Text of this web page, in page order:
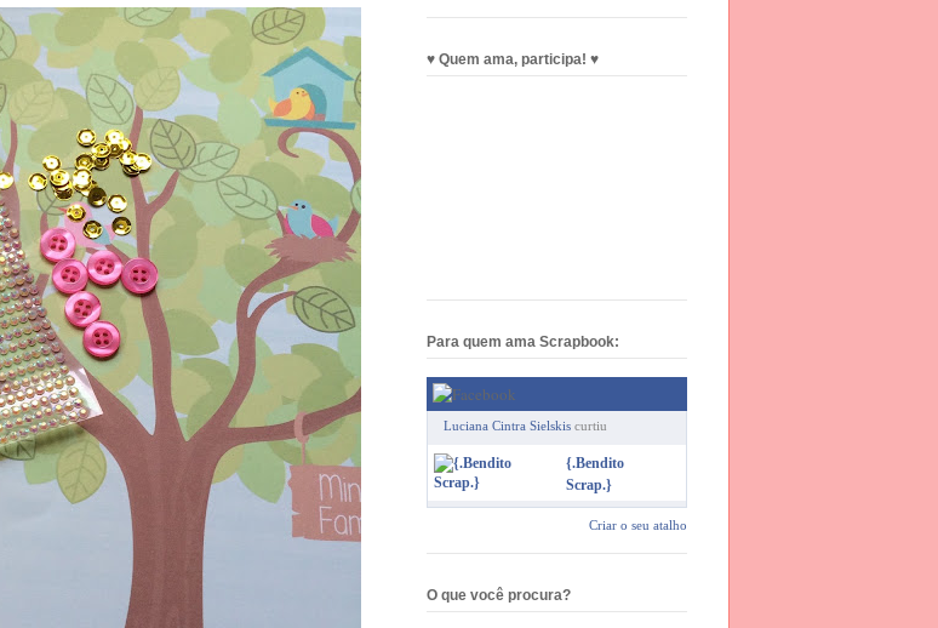
♥ Quem ama, participa! ♥
Para quem ama Scrapbook:
Luciana Cintra Sielskis curtiu
{.Bendito
Scrap.}
Criar o seu atalho
O que você procura?